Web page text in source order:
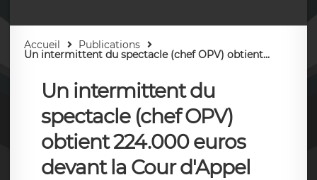
Accueil Publications
Un intermittent du spectacle (chef OPV) obtient...
Un intermittent du
spectacle (chef OPV)
obtient 224.000 euros
devant la Cour d'Appel